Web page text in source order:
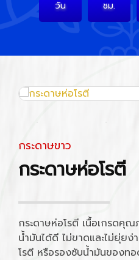
วัน ชม.
กระดาษขาว
กระดาษห่อโรตี
กระดาษห่อโรตี เนื้อเกรดคุ
น้ำมันได้ดี ไม่ขาดและไม่ยุ่ยง่
โรตี หรือรองซับน้ำมันของท